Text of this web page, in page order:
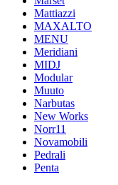
Mattiazzi
MAXALTO
MENU
Meridiani
MIDJ
Modular
Muuto
Narbutas
New Works
Norr11
Novamobili
Pedrali
Penta